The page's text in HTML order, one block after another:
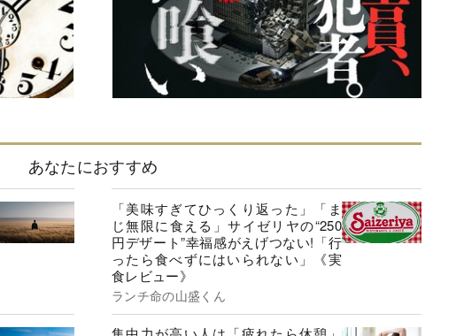
あなたにおすすめ
「美味すぎてひっくり返った」「ま
じ無限に食える」サイゼリヤの“250
円デザート”幸福感がえげつない!「行
ったら食べずにはいられない」《実
食レビュー》
ランチ命の山盛くん